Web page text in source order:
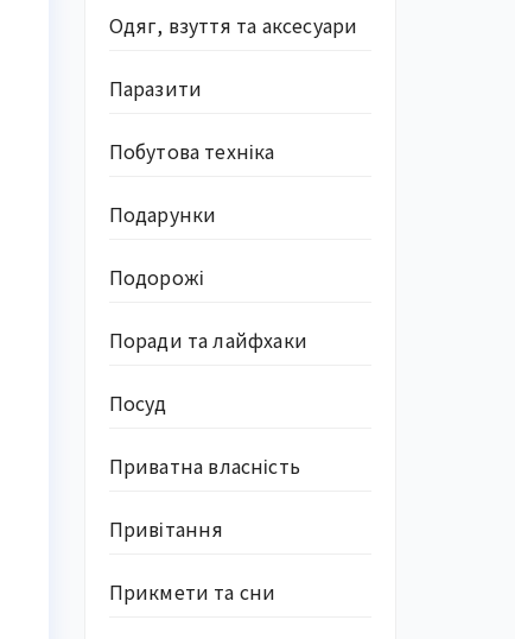
Одяг, взуття та аксесуари
Паразити
Побутова техніка
Подарунки
Подорожі
Поради та лайфхаки
Посуд
Приватна власність
Привітання
Прикмети та сни